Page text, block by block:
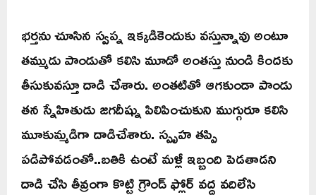
భర్తను చూసిన స్వప్న ఇక్కడికెందుకు వస్తున్నావు అంటూ
తమ్ముడు పాండుతో కలిసి మూడో అంతస్తు నుండి కిందకు
తీసుకువస్తూ దాడి చేశారు. అంతటితో ఆగకుండా పాండు
తన స్నేహితుడు జగదీష్ను పిలిపించుకుని ముగ్గురూ కలిసి
మూకుమ్మడిగా దాడిచేశారు. స్పృహ తప్పి
పడిపోవడంతో..బతికి ఉంటే మళ్లీ ఇబ్బంది పెడతాడని
దాడి చేసి తీవ్రంగా కొట్టి గ్రౌండ్ ఫ్లోర్ వద్ద వదిలేసి